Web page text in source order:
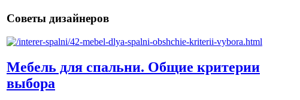
Советы дизайнеров
Мебель для спальни. Общие критерии
выбора